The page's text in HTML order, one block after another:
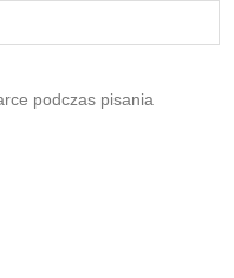
podczas pisania